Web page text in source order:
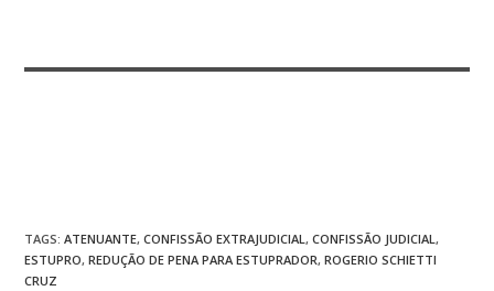
TAGS:ATENUANTE, CONFISSÃO EXTRAJUDICIAL, CONFISSÃO JUDICIAL,
ESTUPRO, REDUÇÃO DE PENA PARA ESTUPRADOR, ROGERIO SCHIETTI
CRUZ